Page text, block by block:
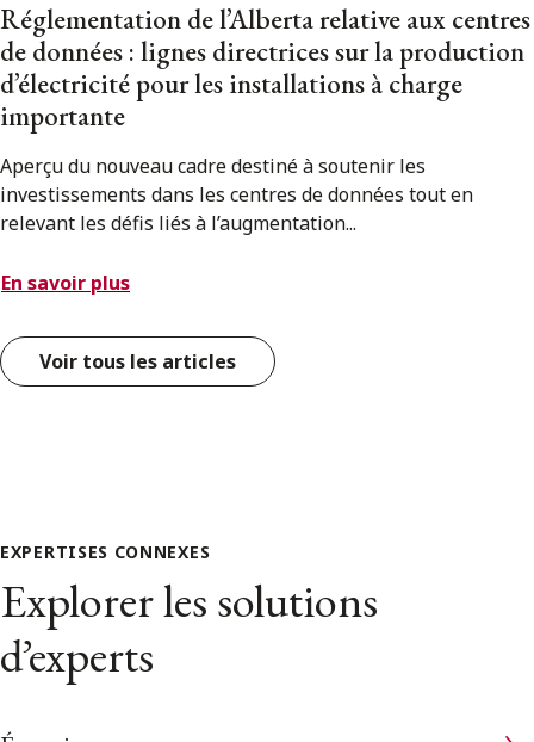
Réglementation de l’Alberta relative aux centres
de données : lignes directrices sur la production
d’électricité pour les installations à charge
importante
Aperçu du nouveau cadre destiné à soutenir les
investissements dans les centres de données tout en
relevant les défis liés à l’augmentation...
En savoir plus
Voir tous les articles
EXPERTISES CONNEXES
Explorer les solutions
d’experts